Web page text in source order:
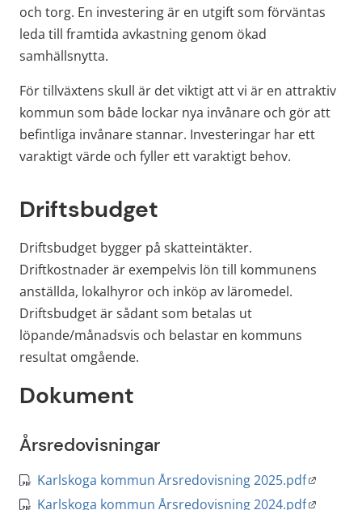
och torg. En investering är en utgift som förväntas
leda till framtida avkastning genom ökad
samhällsnytta.
För tillväxtens skull är det viktigt att vi är en attraktiv
kommun som både lockar nya invånare och gör att
befintliga invånare stannar. Investeringar har ett
varaktigt värde och fyller ett varaktigt behov.
Driftsbudget
Driftsbudget bygger på skatteintäkter.
Driftkostnader är exempelvis lön till kommunens
anställda, lokalhyror och inköp av läromedel.
Driftsbudget är sådant som betalas ut
löpande/månadsvis och belastar en kommuns
resultat omgående.
Dokument
Årsredovisningar
pdfKarlskoga kommun Årsredovisning 2025.pdfÖppnas
Karlskoga kommun Årsredovisning 2024.pdfÖppnas